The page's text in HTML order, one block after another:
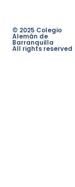
© 2025 Colegio
Alemán de
Barranquilla
All rights reserved